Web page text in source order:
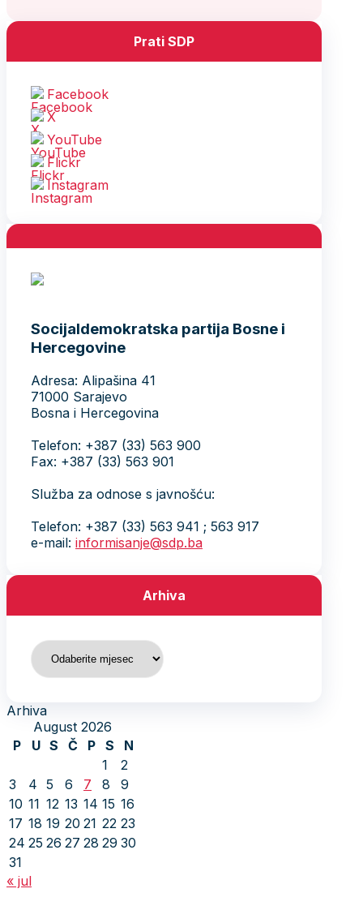
Prati SDP
Facebook
X
YouTube
Flickr
Instagram
Socijaldemokratska partija Bosne i
Hercegovine
Adresa: Alipašina 41
71000 Sarajevo
Bosna i Hercegovina
Telefon: +387 (33) 563 900
Fax: +387 (33) 563 901
Služba za odnose s javnošću:
Telefon: +387 (33) 563 941 ; 563 917
e-mail: informisanje@sdp.ba
Arhiva
Arhiva
Arhiva
August 2026
P
U S Č P S
N
1
2
3
4 5 6 7 8
9
10 11 12 13 14 15 16
17 18 19 20 21 22 23
24 25 26 27 28 29 30
31
« jul